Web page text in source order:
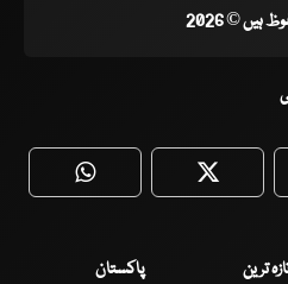
ہیں © 2026
WhatsApp Twitter
ترین
پاکستان